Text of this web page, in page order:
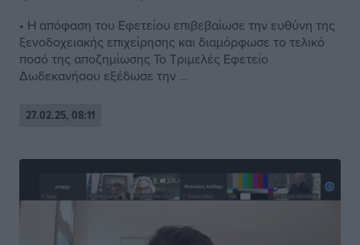
• Η απόφαση του Εφετείου επιβεβαίωσε την ευθύνη της
ξενοδοχειακής επιχείρησης και διαμόρφωσε το τελικό
ποσό της αποζημίωσης Το Τριμελές Εφετείο
Δωδεκανήσου εξέδωσε την ...
27.02.25, 08:11